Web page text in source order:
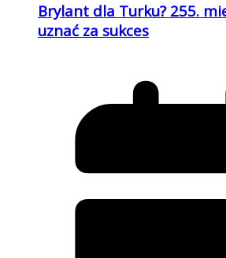
Brylant dla Turku? 255.
uznać za sukces